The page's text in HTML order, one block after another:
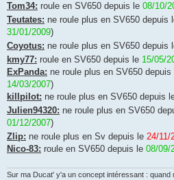
Tom34: roule en SV650 depuis le 08/10/
Teutates: ne roule plus en SV650 depuis
31/01/2009)
Coyotus: ne roule plus en SV650 depuis
kmy77: roule en SV650 depuis le 15/05/
ExPanda: ne roule plus en SV650 depuis
14/03/2007)
killpilot: ne roule plus en SV650 depuis
Julien94320: ne roule plus en SV650
01/12/2007)
Zlip: ne roule plus en Sv depuis le 24/11/
Nico-83: roule en SV650 depuis le 08/09/
Sur ma Ducat' y'a un concept intéressant :